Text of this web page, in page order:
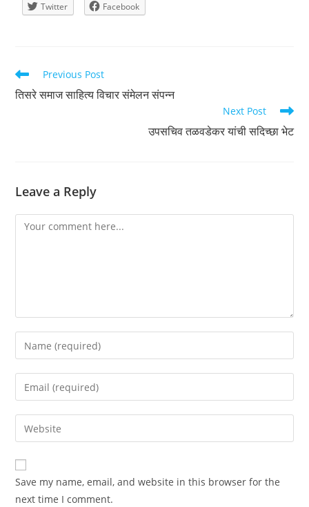
Twitter
Facebook
Read
more
articles
Previous Post
तिसरे समाज साहित्य विचार संमेलन संपन्न
Next Post
उपसचिव तळवडेकर यांची सदिच्छा भेट
Leave a Reply
Comment
Enter
your
name
comment
Enter
your
email
address
comment
Enter
your
website
URL
(optional)
Save my name, email, and website in this browser for the
next time I comment.